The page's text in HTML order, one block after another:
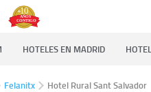
HOTELES EN MADRID
Felanitx Hotel Rural Sant Salvador